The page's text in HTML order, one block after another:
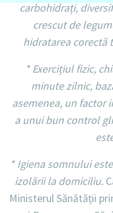
carbohidrați,
crescut de
hidratarea corectă
* Exercițiul fizic,
minute zilnic,
asemenea, un factor
a unui bun control
* Igiena somnului
izolării la domiciliu.
Ministerul Sănătății